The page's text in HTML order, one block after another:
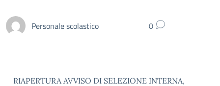
Personale scolastico 0
RIAPERTURA AVVISO DI SELEZIONE INTERNA,